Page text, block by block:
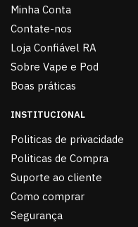
Minha Conta
Contate-nos
Loja Confiável RA
Sobre Vape e Pod
Boas práticas
INSTITUCIONAL
Politicas de privacidade
Politicas de Compra
Suporte ao cliente
Como comprar
Segurança